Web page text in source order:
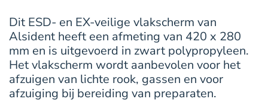
Dit ESD- en EX-veilige vlakscherm van
Alsident heeft een afmeting van 420 x 280
mm en is uitgevoerd in zwart polypropyleen.
Het vlakscherm wordt aanbevolen voor het
afzuigen van lichte rook, gassen en voor
afzuiging bij bereiding van preparaten.